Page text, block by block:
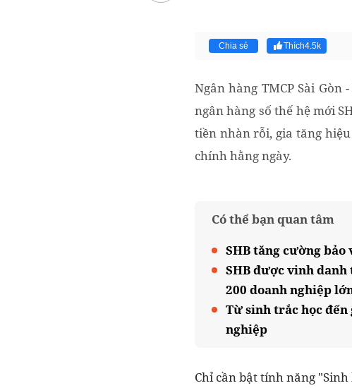
Chia sẻ Thích4.5k
Ngân hàng TMCP Sài
ngân hàng số thế hệ mới
tiền nhàn rỗi, gia tăng
chính hằng ngày.
Có thể bạn quan tâm
SHB tăng cường
SHB được vinh danh
200 doanh nghiệp
Từ sinh trắc học đến
nghiệp
Chỉ cần bật tính năng